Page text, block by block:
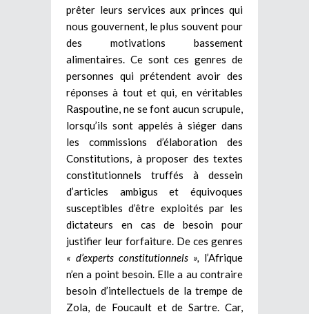
prêter leurs services aux princes qui
nous gouvernent, le plus souvent pour
des motivations bassement
alimentaires. Ce sont ces genres de
personnes qui prétendent avoir des
réponses à tout et qui, en véritables
Raspoutine, ne se font aucun scrupule,
lorsqu’ils sont appelés à siéger dans
les commissions d’élaboration des
Constitutions, à proposer des textes
constitutionnels truffés à dessein
d’articles ambigus et équivoques
susceptibles d’être exploités par les
dictateurs en cas de besoin pour
justifier leur forfaiture. De ces genres
« d’experts constitutionnels », l’Afrique
n’en a point besoin. Elle a au contraire
besoin d’intellectuels de la trempe de
Zola, de Foucault et de Sartre. Car,